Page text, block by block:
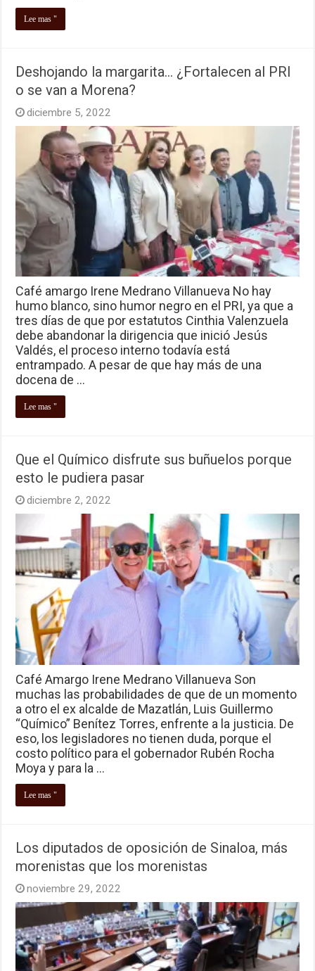
Lee mas "
Deshojando la margarita… ¿Fortalecen al PRI
o se van a Morena?
diciembre 5, 2022
Café amargo Irene Medrano Villanueva No hay
humo blanco, sino humor negro en el PRI, ya que a
tres días de que por estatutos Cinthia Valenzuela
debe abandonar la dirigencia que inició Jesús
Valdés, el proceso interno todavía está
entrampado. A pesar de que hay más de una
docena de …
Lee mas "
Que el Químico disfrute sus buñuelos porque
esto le pudiera pasar
diciembre 2, 2022
Café Amargo Irene Medrano Villanueva Son
muchas las probabilidades de que de un momento
a otro el ex alcalde de Mazatlán, Luis Guillermo
“Químico” Benítez Torres, enfrente a la justicia. De
eso, los legisladores no tienen duda, porque el
costo político para el gobernador Rubén Rocha
Moya y para la …
Lee mas "
Los diputados de oposición de Sinaloa, más
morenistas que los morenistas
noviembre 29, 2022